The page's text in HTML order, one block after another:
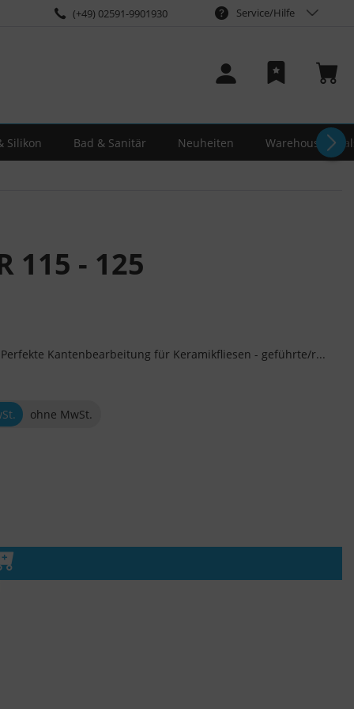
(+49) 02591-9901930 Service/Hilfe
Silikon Bad & Sanitär Neuheiten Warehouse-
115 - 125
Kantenbearbeitung für Keramikfliesen - geführte/r...
ohne MwSt.
den Warenkorb